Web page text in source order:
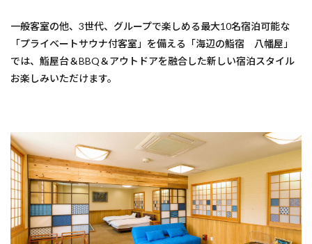
一般客室の他、3世代、グループで楽しめる最大10名宿泊可能な
「プライベートサウナ付客室」を備える「海辺の鮨宿 八幡屋」
では、鮨屋台＆BBQ＆アウトドアを融合した新しい宿泊スタイル
お楽しみいただけます。